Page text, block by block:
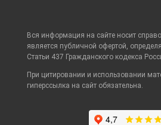
Вся информация на сайте носит
является публичной офертой,
Статьи 437 Гражданского кодекса
При цитировании и использовании
гиперссылка на сайт обязательна.